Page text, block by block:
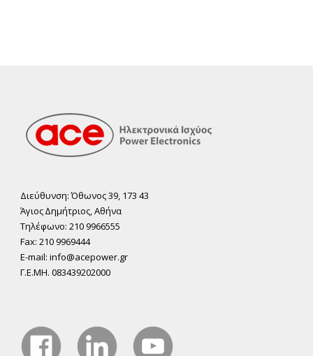
Διεύθυνση: Όθωνος 39, 173 43
Άγιος ∆ηµήτριος, Αθήνα
Τηλέφωνο: 210 9966555
Fax: 210 9969444
E-mail: info@acepower.gr
Γ.Ε.ΜΗ. 083439202000